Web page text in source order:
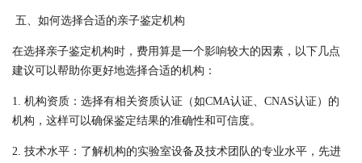
五、如何选择合适的亲子鉴定机构
在选择亲子鉴定机构时，费用算是一个影响较大的因素，以下几点
建议可以帮助你更好地选择合适的机构：
1. 机构资质：选择有相关资质认证（如CMA认证、CNAS认证）的
机构，这样可以确保鉴定结果的准确性和可信度。
2. 技术水平：了解机构的实验室设备及技术团队的专业水平，先进